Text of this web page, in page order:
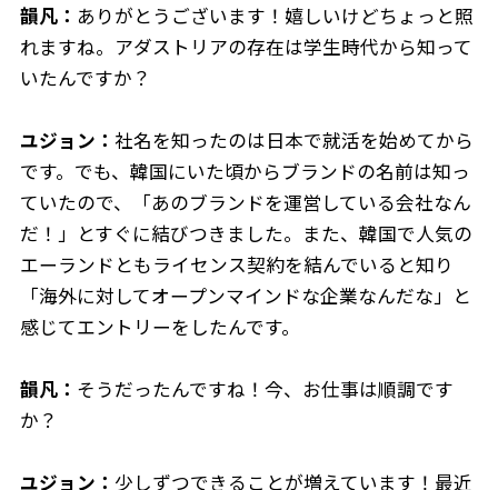
韻凡： ありがとうございます！嬉しいけどちょっと照
れますね。アダストリアの存在は学生時代から知って
いたんですか？
ユジョン： 社名を知ったのは日本で就活を始めてから
です。でも、韓国にいた頃からブランドの名前は知っ
ていたので、「あのブランドを運営している会社なん
だ！」とすぐに結びつきました。また、韓国で人気の
エーランドともライセンス契約を結んでいると知り
「海外に対してオープンマインドな企業なんだな」と
感じてエントリーをしたんです。
韻凡： そうだったんですね！今、お仕事は順調です
か？
ユジョン： 少しずつできることが増えています！最近